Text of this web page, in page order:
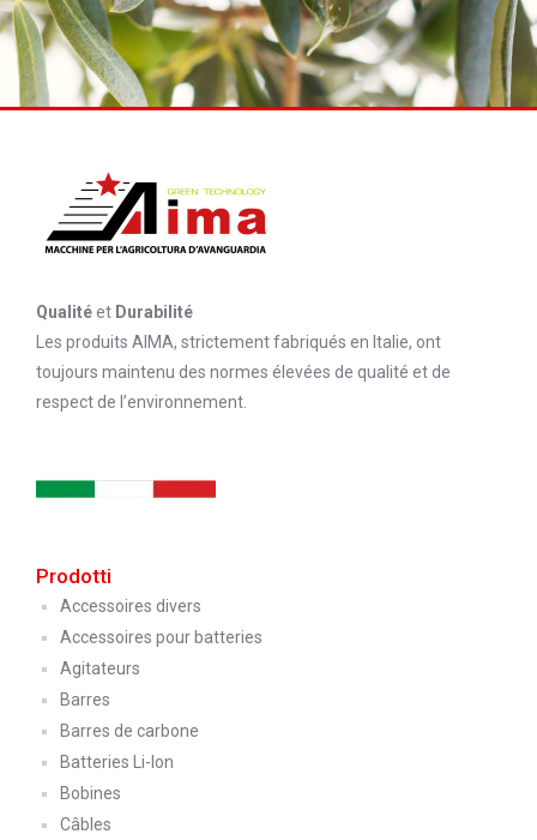
Qualitéet Durabilité
Les produits AIMA, strictement fabriqués en Italie, ont
toujours maintenu des normes élevées de qualité et de
respect de l’environnement.
Prodotti
Accessoires divers
Accessoires pour batteries
Agitateurs
Barres
Barres de carbone
Batteries Li-Ion
Bobines
Câbles